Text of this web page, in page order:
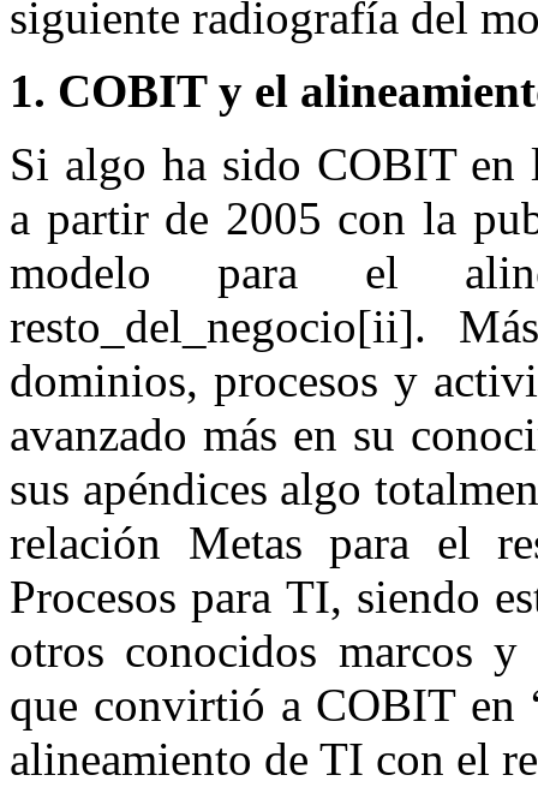
siguiente radiografía del
1. COBIT y el
Si algo ha sido COBIT en
a partir de 2005 con la
modelo para el
resto_del_negocio[ii].
dominios, procesos y
avanzado más en su
sus apéndices algo
relación Metas para el
Procesos para TI, siendo
otros conocidos marcos y
que convirtió a COBIT en
alineamiento de TI con el